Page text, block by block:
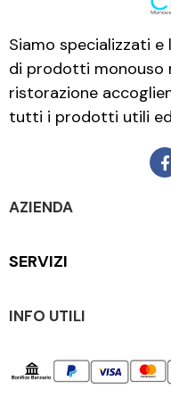
Siamo specializzati
di prodotti monouso
ristorazione
tutti i prodotti utili
AZIENDA
SERVIZI
INFO UTILI